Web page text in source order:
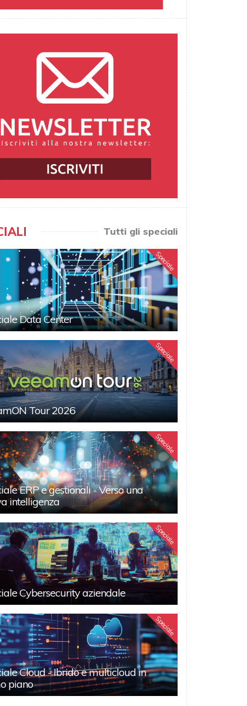
Tutti gli speciali
Speciale
Data Center
Speciale
Tour 2026
Speciale
ERP e gestionali - Verso una
intelligenza
Speciale
Cybersecurity aziendale
Speciale
Cloud - Ibrido e multicloud in
piano